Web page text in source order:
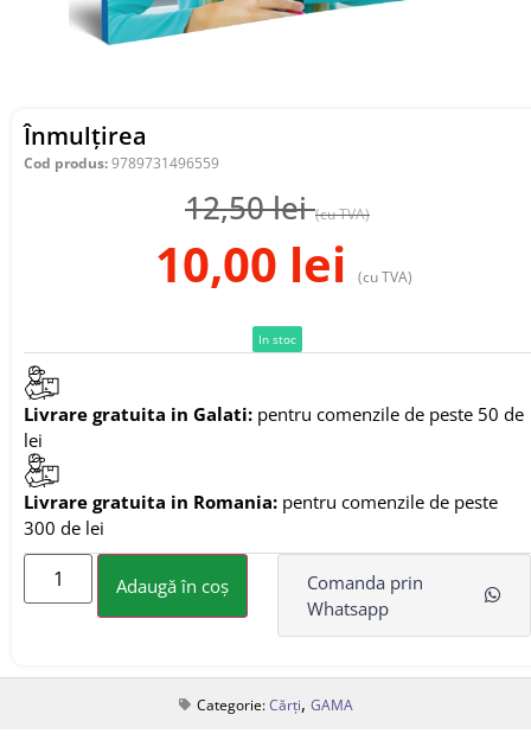
Înmulțirea
Cod produs:9789731496559
12,50lei (cu TVA)
10,00 lei (cu TVA)
In stoc
Livrare gratuita in Galati: pentru comenzile de peste 50 de
lei
Livrare gratuita in Romania: pentru comenzile de peste
300 de lei
Adaugă în coș
Comanda prin
Whatsapp
Categorie:Cărți, GAMA